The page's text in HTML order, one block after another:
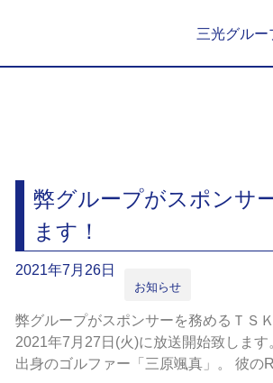
三光グルー
弊グループがスポンサ
ます！
2021年7月26日
お知らせ
弊グループがスポンサーを務めるＴＳ
2021年7月27日(火)に放送開始致しま
出身のゴルファー「三原颯真」。 彼の